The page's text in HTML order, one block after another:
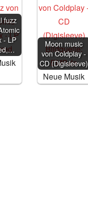
fuzz
- LP
Moon music
von Coldplay -
CD (Digisleeve)
Neue Musik